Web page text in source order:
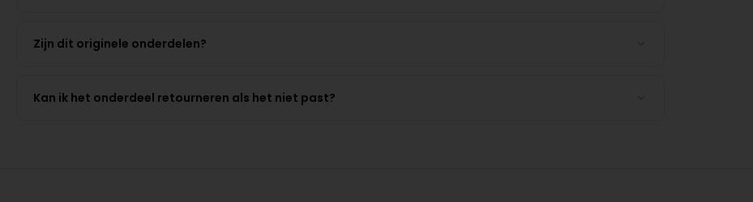
Zijn dit originele onderdelen?
Kan ik het onderdeel retourneren als het niet past?